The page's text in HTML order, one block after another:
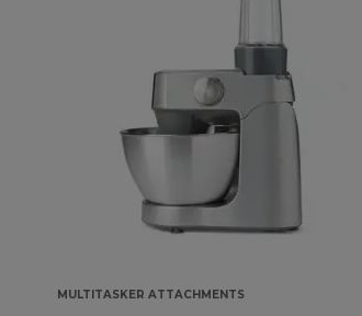
MULTITASKER ATTACHMENTS